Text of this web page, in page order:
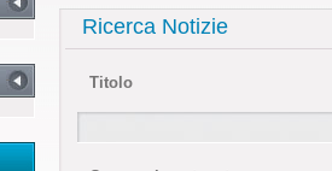
Ricerca Notizie
Titolo